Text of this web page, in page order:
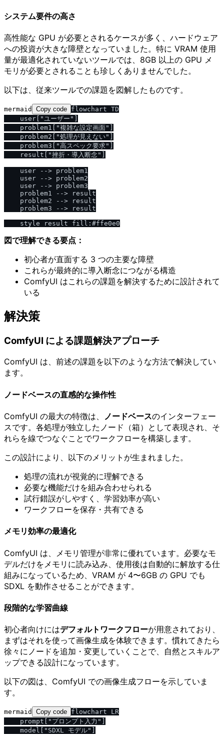
システム要件の高さ
高性能な GPU が必要とされるケースが多く、ハードウェア
への投資が大きな障壁となっていました。特に VRAM 使用
量が最適化されていないツールでは、8GB 以上の GPU メ
モリが必要とされることも珍しくありませんでした。
以下は、従来ツールでの課題を図解したものです。
mermaid Copy code flowchart TD
    user["ユーザー"]
    problem1["複雑な設定画面"]
    problem2["処理が見えない"]
    problem3["高スペック要求"]
    result["挫折・導入断念"]
    user --> problem1
    user --> problem2
    user --> problem3
    problem1 --> result
    problem2 --> result
    problem3 --> result
図で理解できる要点：
初心者が直面する 3 つの主要な障壁
これらが最終的に導入断念につながる構造
ComfyUI はこれらの課題を解決するために設計されて
いる
解決策
ComfyUI による課題解決アプローチ
ComfyUI は、前述の課題を以下のような方法で解決してい
ます。
ノードベースの直感的な操作性
ComfyUI の最大の特徴は、 ノードベースのインターフェー
スです。各処理が独立したノード（箱）として表現され、そ
れらを線でつなぐことでワークフローを構築します。
この設計により、以下のメリットが生まれました。
処理の流れが視覚的に理解できる
必要な機能だけを組み合わせられる
試行錯誤がしやすく、学習効率が高い
ワークフローを保存・共有できる
メモリ効率の最適化
ComfyUI は、メモリ管理が非常に優れています。必要なモ
デルだけをメモリに読み込み、使用後は自動的に解放する仕
組みになっているため、VRAM が 4〜6GB の GPU でも
SDXL を動作させることができます。
段階的な学習曲線
初心者向けにはデフォルトワークフローが用意されており、
まずはそれを使って画像生成を体験できます。慣れてきたら
徐々にノードを追加・変更していくことで、自然とスキルア
ップできる設計になっています。
以下の図は、ComfyUI での画像生成フローを示していま
す。
mermaid Copy code flowchart LR
    prompt["プロンプト入力"]
    model["SDXL モデル"]